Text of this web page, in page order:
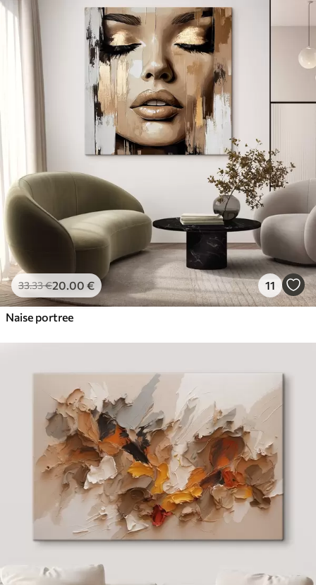
33.33€20.00 € 11
Naise portree